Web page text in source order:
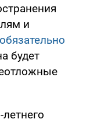
и
обязательно
будет